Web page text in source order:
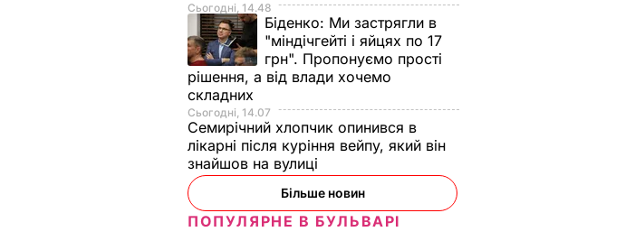
Сьогодні, 14.48
Біденко: Ми застрягли в
"міндічгейті і яйцях по 17
грн". Пропонуємо прості
рішення, а від влади хочемо
складних
Сьогодні, 14.07
Семирічний хлопчик опинився в
лікарні після куріння вейпу, який він
знайшов на вулиці
Більше новин
ПОПУЛЯРНЕ В БУЛЬВАРІ